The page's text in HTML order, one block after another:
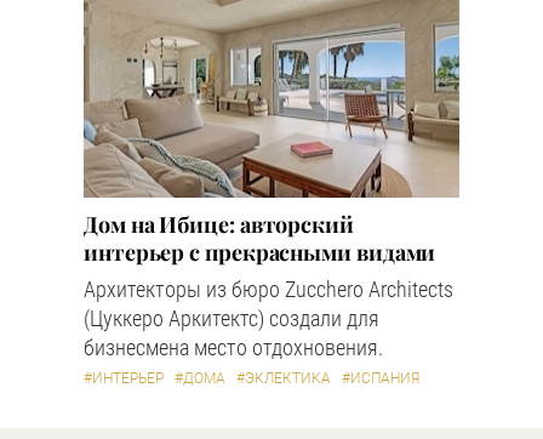
Дом на Ибице: авторский
интерьер с прекрасными видами
Архитекторы из бюро Zucchero Architects
(Цуккеро Аркитектс) создали для
бизнесмена место отдохновения.
#ИНТЕРЬЕР #ДОМА #ЭКЛЕКТИКА #ИСПАНИЯ